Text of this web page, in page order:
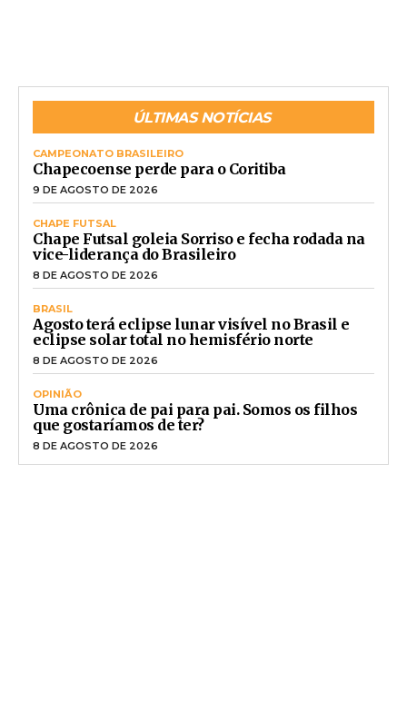
ÚLTIMAS NOTÍCIAS
CAMPEONATO BRASILEIRO
Chapecoense perde para o Coritiba
9 DE AGOSTO DE 2026
CHAPE FUTSAL
Chape Futsal goleia Sorriso e fecha rodada na
vice-liderança do Brasileiro
8 DE AGOSTO DE 2026
BRASIL
Agosto terá eclipse lunar visível no Brasil e
eclipse solar total no hemisfério norte
8 DE AGOSTO DE 2026
OPINIÃO
Uma crônica de pai para pai. Somos os filhos
que gostaríamos de ter?
8 DE AGOSTO DE 2026